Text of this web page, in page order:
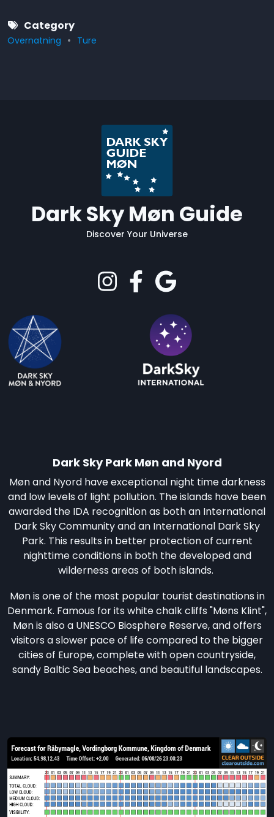
Category
Overnatning Ture
Dark Sky Møn Guide
Discover Your Universe
Dark Sky Park Møn and Nyord
Møn and Nyord have exceptional night time darkness
and low levels of light pollution. The islands have been
awarded the IDA recognition as both an International
Dark Sky Community and an International Dark Sky
Park. This results in better protection of current
nighttime conditions in both the developed and
wilderness areas of both islands.
Møn is one of the most popular tourist destinations in
Denmark. Famous for its white chalk cliffs "Møns Klint",
Møn is also a UNESCO Biosphere Reserve, and offers
visitors a slower pace of life compared to the bigger
cities of Europe, complete with open countryside,
sandy Baltic Sea beaches, and beautiful landscapes.